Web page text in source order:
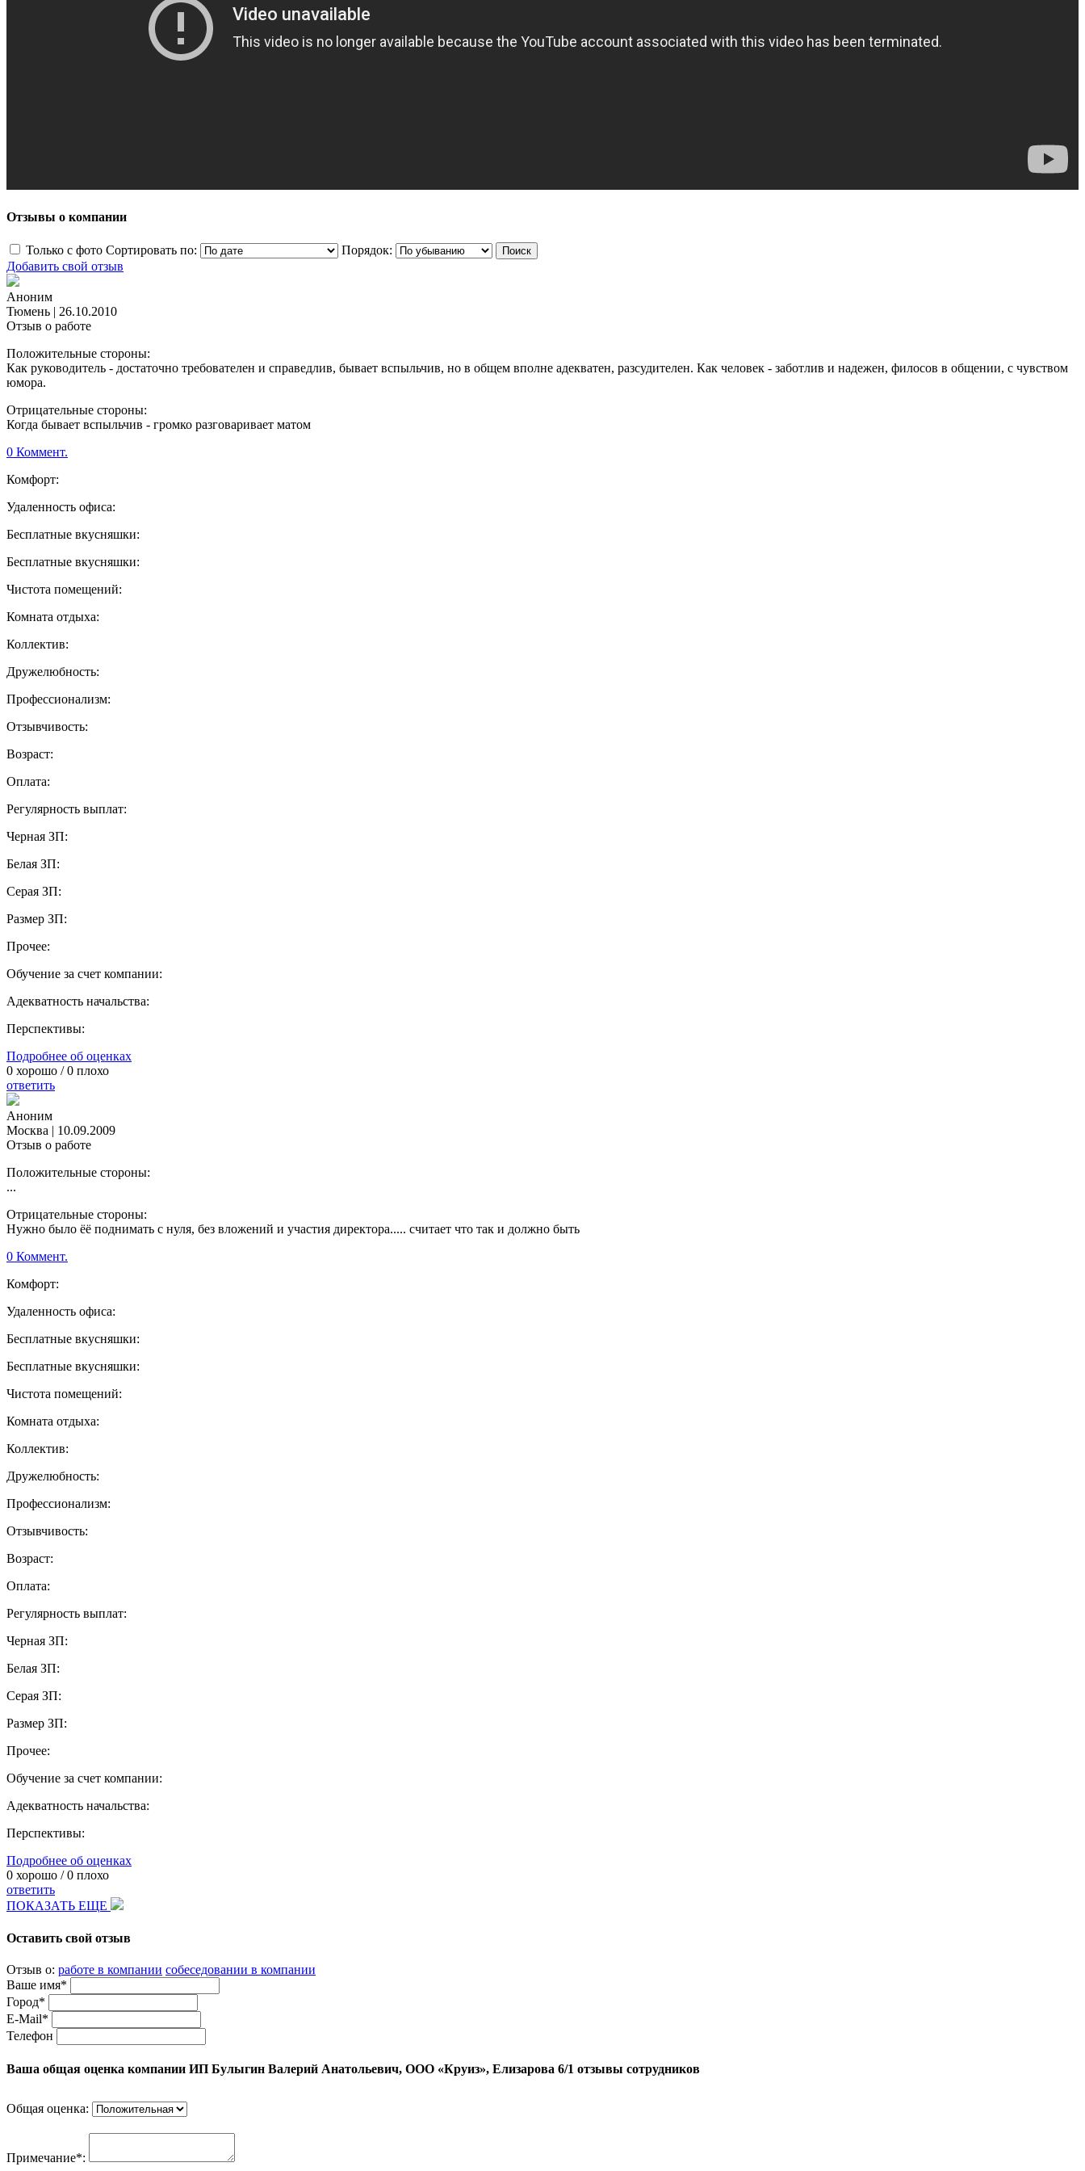
Отзывы о компании
Только с фото Сортировать по:
Порядок:
Добавить свой отзыв
Аноним
Тюмень | 26.10.2010
Отзыв о работе
Положительные стороны:
Как руководитель - достаточно требователен и справедлив, бывает вспыльчив, но в общем вполне адекватен, разсудителен. Как человек - заботлив и надежен, филосов в общении, с чувством
юмора.
Отрицательные стороны:
Когда бывает вспыльчив - громко разговаривает матом
0 Коммент.
Комфорт:
Удаленность офиса:
Бесплатные вкусняшки:
Бесплатные вкусняшки:
Чистота помещений:
Комната отдыха:
Коллектив:
Дружелюбность:
Профессионализм:
Отзывчивость:
Возраст:
Оплата:
Регулярность выплат:
Черная ЗП:
Белая ЗП:
Серая ЗП:
Размер ЗП:
Прочее:
Обучение за счет компании:
Адекватность начальства:
Перспективы:
Подробнее об оценках
0 хорошо /0 плохо
ответить
Аноним
Москва | 10.09.2009
Отзыв о работе
Положительные стороны:
...
Отрицательные стороны:
Нужно было ёё поднимать с нуля, без вложений и участия директора..... считает что так и должно быть
0 Коммент.
Комфорт:
Удаленность офиса:
Бесплатные вкусняшки:
Бесплатные вкусняшки:
Чистота помещений:
Комната отдыха:
Коллектив:
Дружелюбность:
Профессионализм:
Отзывчивость:
Возраст:
Оплата:
Регулярность выплат:
Черная ЗП:
Белая ЗП:
Серая ЗП:
Размер ЗП:
Прочее:
Обучение за счет компании:
Адекватность начальства:
Перспективы:
Подробнее об оценках
0 хорошо /0 плохо
ответить
ПОКАЗАТЬ ЕЩЕ
Оставить свой отзыв
Отзыв о: работе в компании собеседовании в компании
Ваше имя*
Город*
E-Mail*
Телефон
Ваша общая оценка компании ИП Булыгин Валерий Анатольевич, ООО «Круиз», Елизарова 6/1 отзывы сотрудников
Общая оценка:
Примечание*: